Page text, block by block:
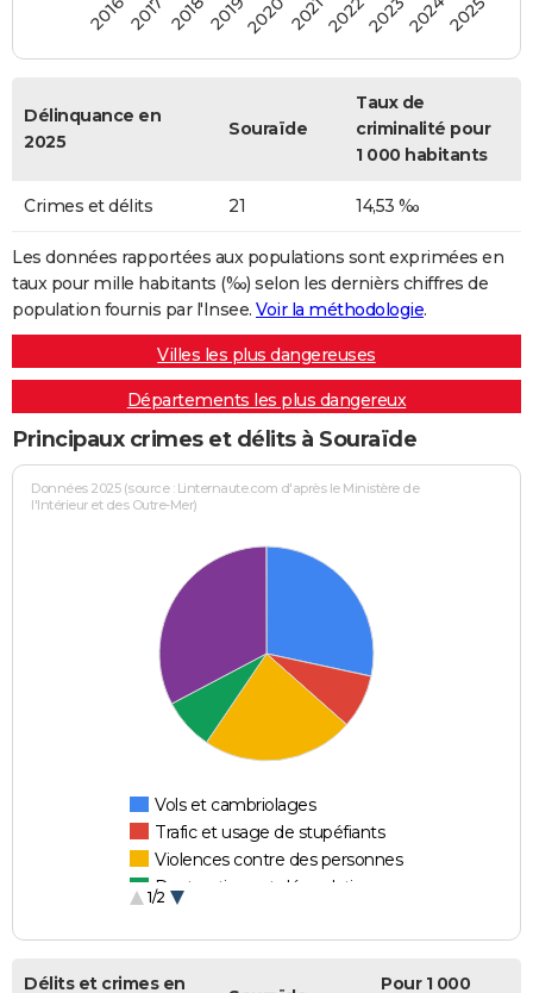
20162017 20182019202020212022202320242025
Délinquance en
2025
Souraïde
Taux de
criminalité pour
1 000 habitants
Crimes et délits 21 14,53 ‰
Les données rapportées aux populations sont exprimées en
taux pour mille habitants (‰) selon les dernièrs chiffres de
population fournis par l'Insee. Voir la méthodologie.
Villes les plus dangereuses
Départements les plus dangereux
Principaux crimes et délits à Souraïde
Données 2025 (source : Linternaute.com d'après le Ministère de
l'Intérieur et des Outre-Mer)
Vols et cambriolages
Trafic et usage de stupéfiants
Violences contre des personnes
Destructions et dégradations
1/2
Délits et crimes en
Pour 1 000